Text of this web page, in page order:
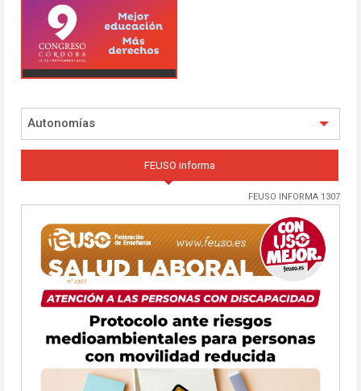
Autonomías
FEUSO informa
FEUSO INFORMA 1307